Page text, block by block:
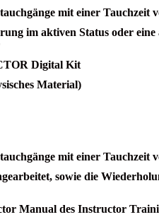
mit einer Tauchzeit
im aktiven Status oder
Digital Kit
Material)
mit einer Tauchzeit
sowie die
Manual des Instructor